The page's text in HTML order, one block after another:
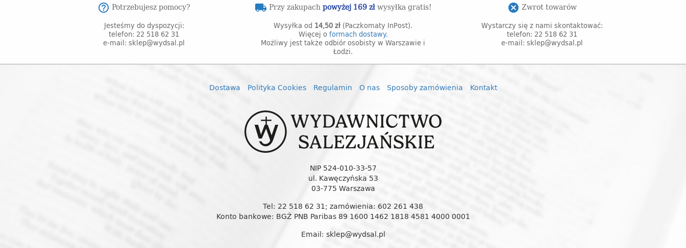
help_outline Potrzebujesz pomocy?
Jesteśmy do dyspozycji:
telefon: 22 518 62 31
e-mail: sklep@wydsal.pl
local_shipping Przy zakupachpowyżej 169 złwysyłka gratis!
Wysyłka od 14,50 zł (Paczkomaty InPost).
Więcej o formach dostawy.
Możliwy jest także odbiór osobisty w Warszawie i
Łodzi.
cancel Zwrot towarów
Wystarczy się z nami skontaktować:
telefon: 22 518 62 31
e-mail: sklep@wydsal.pl
Dostawa Polityka Cookies Regulamin O nas Sposoby zamówienia Kontakt
NIP 524-010-33-57
ul. Kawęczyńska 53
03-775 Warszawa
Tel: 22 518 62 31; zamówienia: 602 261 438
Konto bankowe: BGŻ PNB Paribas 89 1600 1462 1818 4581 4000 0001
Email: sklep@wydsal.pl